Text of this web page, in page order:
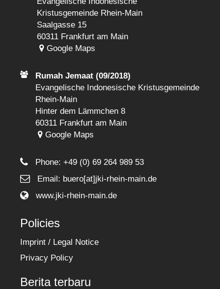
Kristusgemeinde Rhein-Main
Saalgasse 15
60311 Frankfurt am Main
Google Maps
Rumah Jemaat (09/2018)
Evangelische Indonesische Kristusgemeinde
Rhein-Main
Hinter dem Lämmchen 8
60311 Frankfurt am Main
Google Maps
Phone:+49 (0) 69 264 989 53
Email: buero[at]jki-rhein-main.de
www.jki-rhein-main.de
Policies
Imprint / Legal Notice
Privacy Policy
Berita terbaru